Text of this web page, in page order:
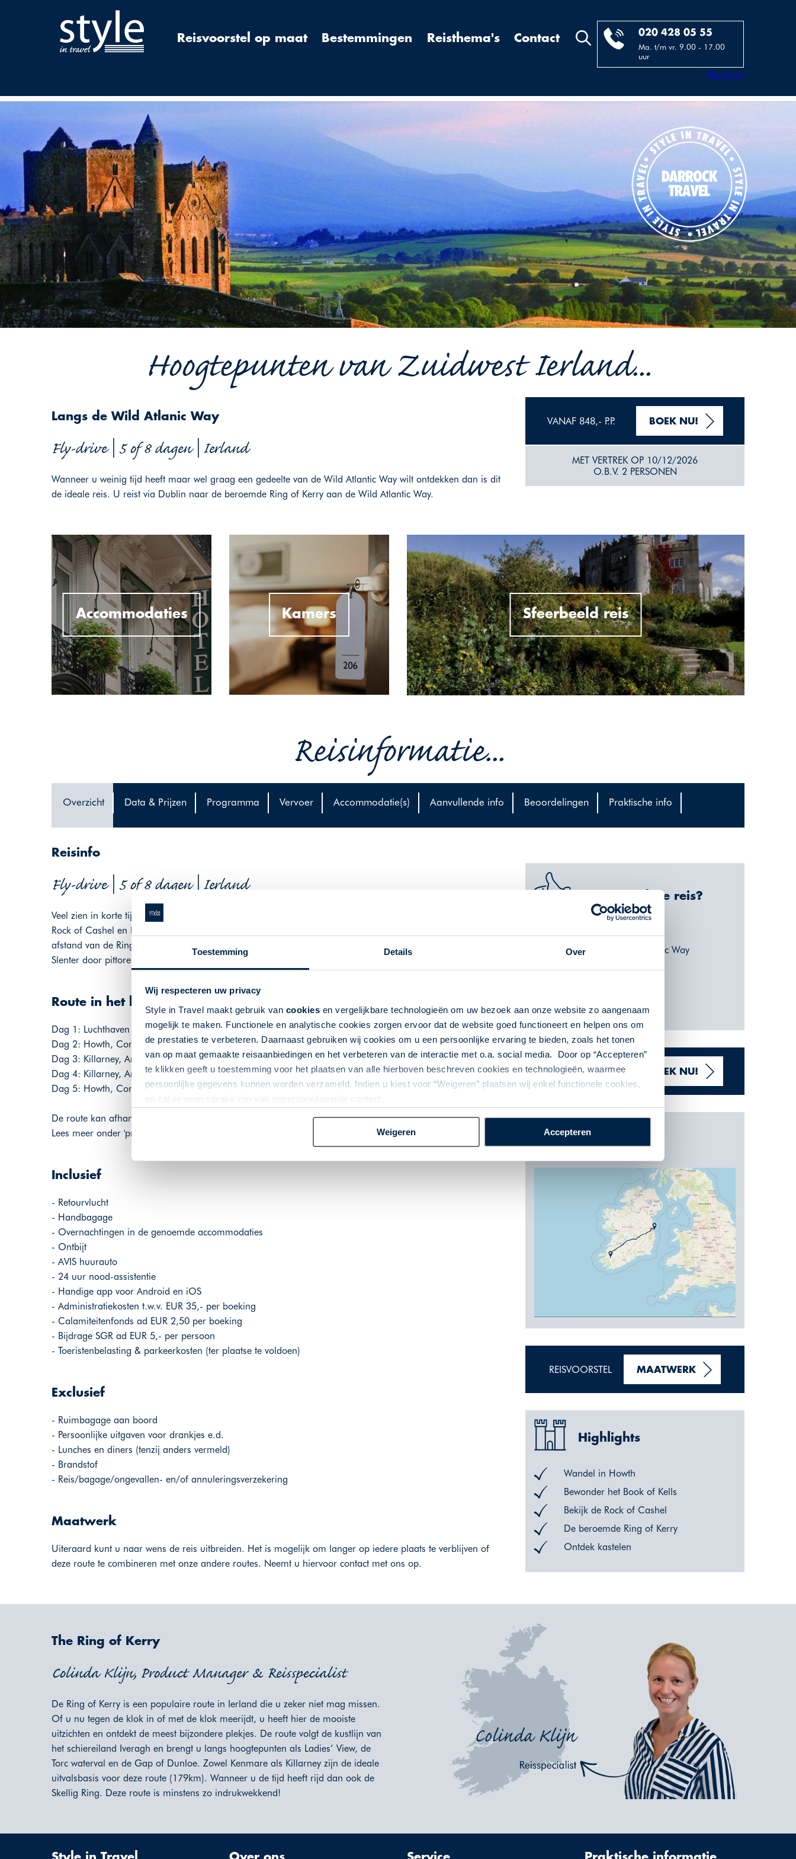
Toestemming Details Over
Wij respecteren uw privacy
Style in Travel maakt gebruik van cookies en vergelijkbare technologieën om uw bezoek aan onze website zo aangenaam
mogelijk te maken. Functionele en analytische cookies zorgen ervoor dat de website goed functioneert en helpen ons om
de prestaties te verbeteren. Daarnaast gebruiken wij cookies om u een persoonlijke ervaring te bieden, zoals het tonen
van op maat gemaakte reisaanbiedingen en het verbeteren van de interactie met o.a. social media. Door op “Accepteren”
te klikken geeft u toestemming voor het plaatsen van alle hierboven beschreven cookies en technologieën, waarmee
persoonlijke gegevens kunnen worden verzameld. Indien u kiest voor “Weigeren” plaatsen wij enkel functionele cookies,
en zal er geen sprake zijn van gepersonaliseerde content.
Weigeren Accepteren
020 428 05 55
Ma. t/m vr. 9.00 - 17.00
uur
Reisvoorstel op maat Bestemmingen Reisthema's Contact
Trustpilot
Hoogtepunten van Zuidwest Ierland...
Langs de Wild Atlanic Way
Fly-drive | 5 of 8 dagen | Ierland
Wanneer u weinig tijd heeft maar wel graag een gedeelte van de Wild Atlantic Way wilt ontdekken dan is dit
de ideale reis. U reist via Dublin naar de beroemde Ring of Kerry aan de Wild Atlantic Way.
VANAF 848,- P.P. BOEK NU!
MET VERTREK OP 10/12/2026
O.B.V. 2 PERSONEN
Accommodaties Kamers Sfeerbeeld reis
Reisinformatie...
Overzicht Data & Prijzen Programma Vervoer Accommodatie(s) Aanvullende info Beoordelingen Praktische info
Reisinfo
Fly-drive | 5 of 8 dagen | Ierland
Veel zien in korte tijd! Deze reis brengt u van Dublin via de beroemde Irish National Stud (stoeterij) naar de
Rock of Cashel en Killarney waar u verblijft in een spectaculaire omgeving van bergen en meren op korte
afstand van de Ring of Kerry. Geniet van de prachtige natuur, de ruige kustlijn en de bijzondere vergezichten.
Slenter door pittoreske dorpjes en bewonder eeuwenoude kastelen.
Route in het kort
Dag 1: Luchthaven Dublin - Howth, Cornerville B&B, 14 km
Dag 2: Howth, Cornerville B&B - Killarney, Ardree House, 322 km
Dag 3: Killarney, Ardree House
Dag 4: Killarney, Ardree House - Howth, Cornerville B&B, 322 km
Dag 5: Howth, Cornerville B&B - Luchthaven Dublin, 14 km
De route kan afhankelijk zijn van de gekozen reisduur en/of luchthaven van vertrek (indien van toepassing).
Lees meer onder 'programma'.
Inclusief
- Retourvlucht
- Handbagage
- Overnachtingen in de genoemde accommodaties
- Ontbijt
- AVIS huurauto
- 24 uur nood-assistentie
- Handige app voor Android en iOS
- Administratiekosten t.w.v. EUR 35,- per boeking
- Calamiteitenfonds ad EUR 2,50 per boeking
- Bijdrage SGR ad EUR 5,- per persoon
- Toeristenbelasting & parkeerkosten (ter plaatse te voldoen)
Exclusief
- Ruimbagage aan boord
- Persoonlijke uitgaven voor drankjes e.d.
- Lunches en diners (tenzij anders vermeld)
- Brandstof
- Reis/bagage/ongevallen- en/of annuleringsverzekering
Maatwerk
Uiteraard kunt u naar wens de reis uitbreiden. Het is mogelijk om langer op iedere plaats te verblijven of
deze route te combineren met onze andere routes. Neemt u hiervoor contact met ons op.
Waarom deze reis?
Deel van de Wild Atlantic Way
Prachtige natuur
Gastvrije bevolking
VANAF 848,- P.P. BOEK NU!
Kaart
REISVOORSTEL MAATWERK
Highlights
Wandel in Howth
Bewonder het Book of Kells
Bekijk de Rock of Cashel
De beroemde Ring of Kerry
Ontdek kastelen
The Ring of Kerry
Colinda Klijn, Product Manager & Reisspecialist
De Ring of Kerry is een populaire route in Ierland die u zeker niet mag missen.
Of u nu tegen de klok in of met de klok meerijdt, u heeft hier de mooiste
uitzichten en ontdekt de meest bijzondere plekjes. De route volgt de kustlijn van
het schiereiland Iveragh en brengt u langs hoogtepunten als Ladies’ View, de
Torc waterval en de Gap of Dunloe. Zowel Kenmare als Killarney zijn de ideale
uitvalsbasis voor deze route (179km). Wanneer u de tijd heeft rijd dan ook de
Skellig Ring. Deze route is minstens zo indrukwekkend!